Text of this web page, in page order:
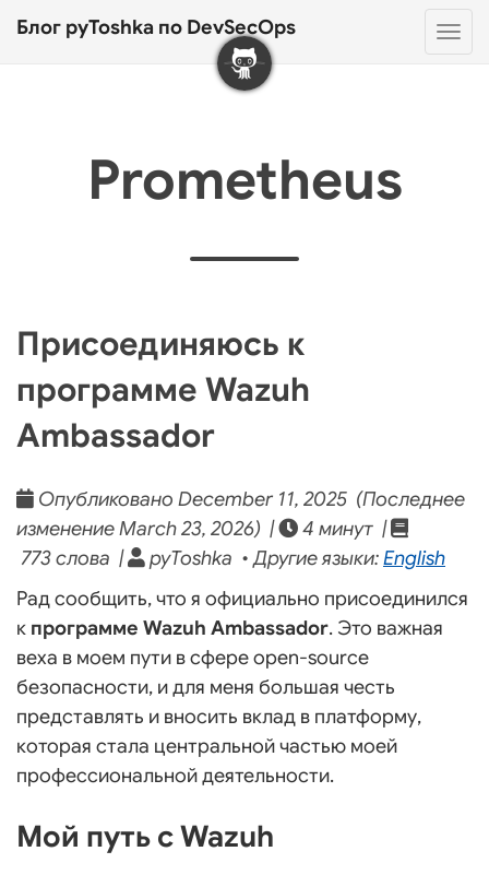
Блог pyToshka по DevSecOps
Prometheus
Присоединяюсь к
программе Wazuh
Ambassador
Опубликовано December 11, 2025 (Последнее
изменение March 23, 2026) |
4 минут |
773 слова |
pyToshka • Другие языки:English
Рад сообщить, что я официально присоединился
к программе Wazuh Ambassador. Это важная
веха в моем пути в сфере open-source
безопасности, и для меня большая честь
представлять и вносить вклад в платформу,
которая стала центральной частью моей
профессиональной деятельности.
Мой путь с Wazuh